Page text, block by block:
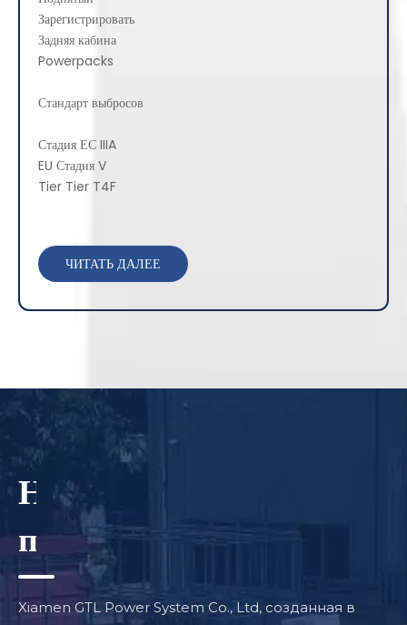
Зарегистрировать
Задняя кабина
Powerpacks
Стандарт выбросов
Стадия ЕС IIIA
EU Стадия V
Tier Tier T4F
ЧИТАТЬ ДАЛЕЕ
Надежный
поставщик
генератора
Xiamen GTL Power System Co., Ltd, созданная в